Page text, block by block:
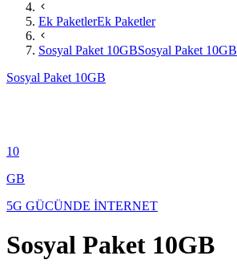
Ek PaketlerEk Paketler
Sosyal Paket 10GBSosyal Paket 10GB
Sosyal Paket 10GB
10
GB
5G GÜCÜNDE İNTERNET
Sosyal Paket 10GB